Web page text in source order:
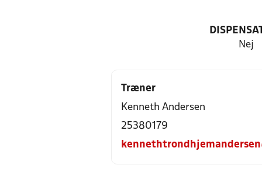
Nej
Træner
Kenneth Andersen
25380179